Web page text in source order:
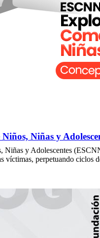
Niñas y
y Adolescentes
víctimas, perpetuando